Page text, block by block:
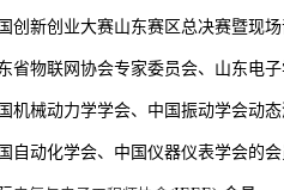
创新创业大赛山东赛区总决赛暨现
省物联网协会专家委员会、山东电
机械动力学学会、中国振动学会动
自动化学会、中国仪器仪表学会的会